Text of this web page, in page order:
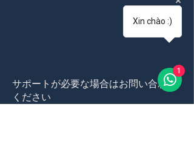
サポートが必要な場合はお問い合わせ
ください
Xin chào :)
1